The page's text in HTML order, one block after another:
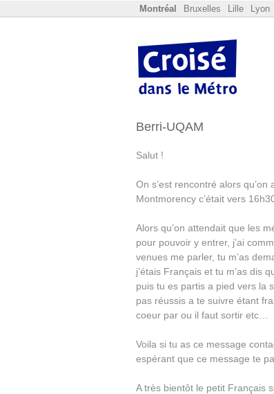
Montréal Bruxelles Lille Lyon
Berri-UQAM
Salut !
On s’est rencontré alors
Montmorency c’était vers
Alors qu’on attendait que les
pour pouvoir y entrer, j’ai
venues me parler, tu m’as
j’étais Français et tu m’as dis
puis tu es partis a pied vers la
pas réussis a te suivre étant
coeur par ou il faut sortir etc…
Voila si tu as ce message
espérant que ce message te
A très bientôt le petit Français